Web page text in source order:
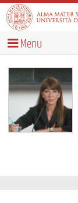
Menu